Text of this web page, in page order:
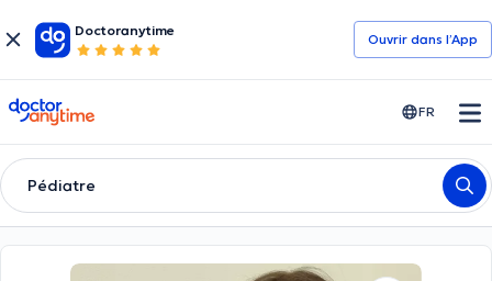
Doctoranytime
Ouvrir dans l’App
doctoranytime FR
Pédiatre